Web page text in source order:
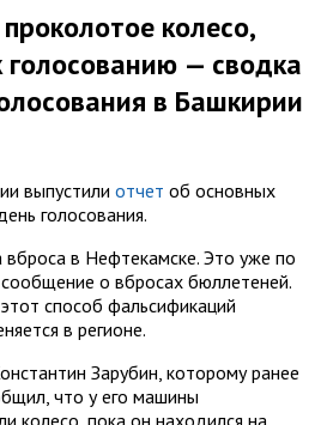
колесо,
— сводка
в Башкирии
выпустили отчет об основных
голосования.
в Нефтекамске. Это уже по
о вбросах бюллетеней.
способ фальсификаций
в регионе.
Зарубин, которому ранее
что у его машины
колесо, пока он находился на